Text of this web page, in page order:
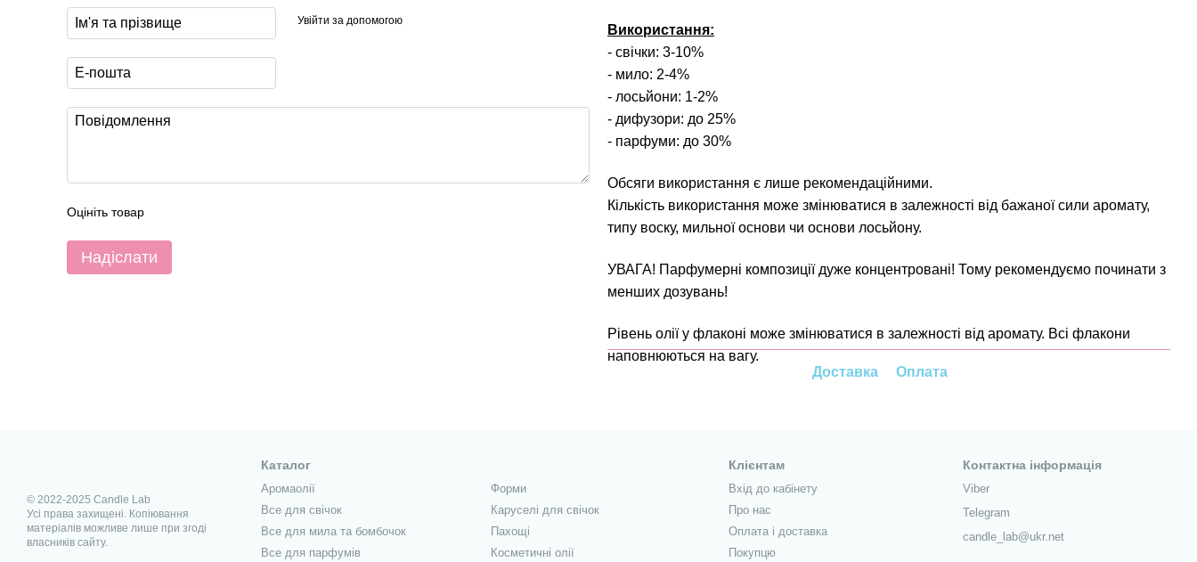
Увійти за допомогою
Оцініть товар
Надіслати
Використання:
- свічки: 3-10%
- мило: 2-4%
- лосьйони: 1-2%
- дифузори: до 25%
- парфуми: до 30%
Обсяги використання є лише рекомендаційними.
Кількість використання може змінюватися в залежності від бажаної сили аромату,
типу воску, мильної основи чи основи лосьйону.
УВАГА! Парфумерні композиції дуже концентровані! Тому рекомендуємо починати з
менших дозувань!
Рівень олії у флаконі може змінюватися в залежності від аромату. Всі флакони
наповнюються на вагу.
Доставка
Оплата
© 2022-2025 Candle Lab
Усі права захищені. Копіювання
матеріалів можливе лише при згоді
власників сайту.
Каталог
Аромаолії
Все для свічок
Все для мила та бомбочок
Все для парфумів
Форми
Каруселі для свічок
Пахощі
Косметичні олії
Клієнтам
Вхід до кабінету
Про нас
Оплата і доставка
Покупцю
Контактна інформація
Viber
Telegram
candle_lab@ukr.net